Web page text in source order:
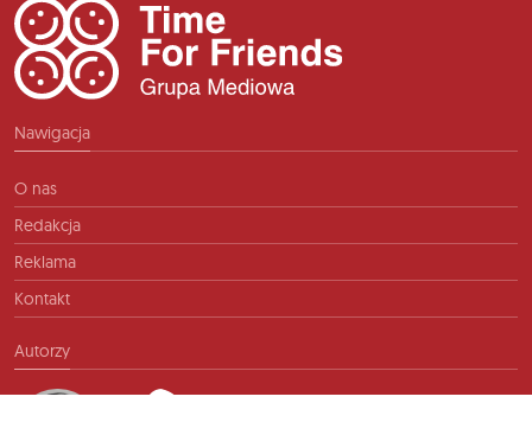
Nawigacja
O nas
Redakcja
Reklama
Kontakt
Autorzy